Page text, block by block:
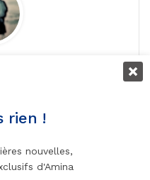
rien !
nouvelles,
d'Amina